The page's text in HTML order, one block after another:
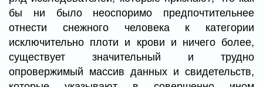
бы ни было неоспоримо предпочтительнее
отнести снежного человека к категории
исключительно плоти и крови и ничего более,
существует значительный и трудно
опровержимый массив данных и свидетельств,